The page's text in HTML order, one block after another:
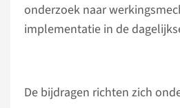
onderzoek naar
implementatie in de
De bijdragen richten zich